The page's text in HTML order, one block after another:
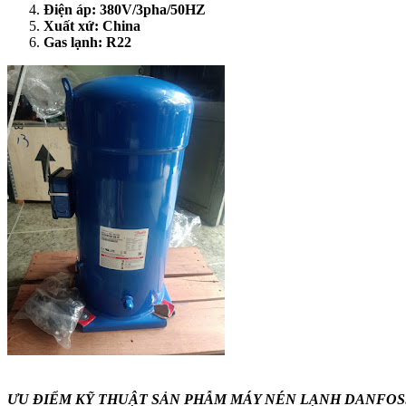
Điện áp: 380V/3pha/50HZ
Xuất xứ: China
Gas lạnh: R22
ƯU ĐIỂM KỸ THUẬT SẢN PHẪM MÁY NÉN LẠNH